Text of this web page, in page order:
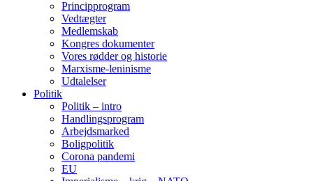
Principprogram
Vedtægter
Medlemskab
Kongres dokumenter
Vores rødder og historie
Marxisme-leninisme
Udtalelser
Politik
Politik – intro
Handlingsprogram
Arbejdsmarked
Boligpolitik
Corona pandemi
EU